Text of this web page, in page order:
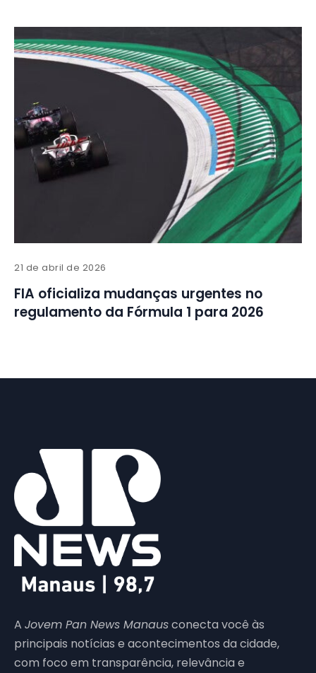
21 de abril de 2026
FIA oficializa mudanças urgentes no
regulamento da Fórmula 1 para 2026
A Jovem Pan News Manausconecta você às
principais notícias e acontecimentos da cidade,
com foco em transparência, relevância e